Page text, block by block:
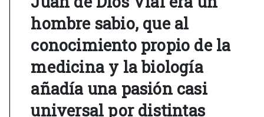
hombre sabio, que al
conocimiento propio de la
medicina y la biología
añadía una pasión casi
universal por distintas